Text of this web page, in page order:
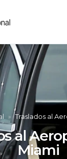
» Traslados al
al
Miami